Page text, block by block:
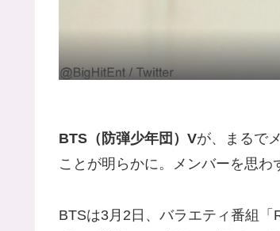
BTS（防弾少年団）Vが、まるで
ことが明らかに。メンバーを思わ
BTSは3月2日、バラエティ番組